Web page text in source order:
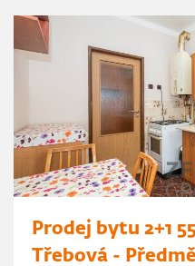
Prodej bytu 2+1
Třebová -